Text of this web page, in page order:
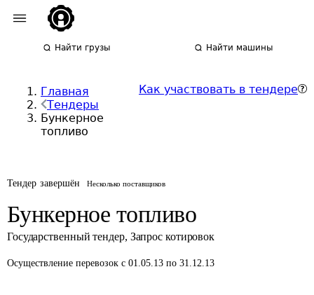
Найти грузы Найти машины
Главная
Тендеры
Бункерное
топливо
Как участвовать в тендере
Тендер завершён Несколько поставщиков
Бункерное топливо
Государственный тендер, Запрос котировок
Осуществление перевозок с 01.05.13 по 31.12.13